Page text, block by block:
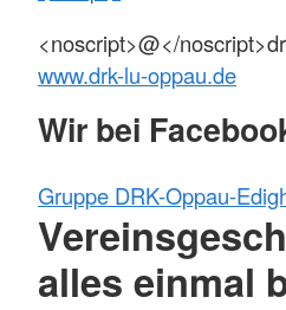
<noscript>@</
www.drk-lu-oppau.de
Wir bei
Gruppe DRK-Oppau-
alles einmal